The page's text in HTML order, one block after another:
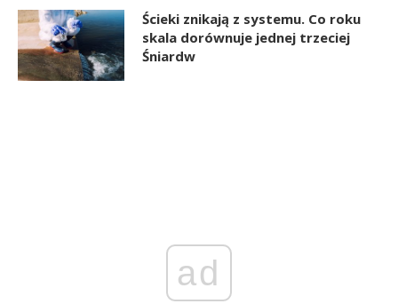
Ścieki znikają z systemu. Co roku
skala dorównuje jednej trzeciej
Śniardw
ad